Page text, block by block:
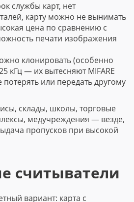
службы карт, нет
карту можно не вынимать
цена по сравнению с
печати изображения
клонировать (особенно
кГц — их вытесняют MIFARE
потерять или передать другому
склады, школы, торговые
медучреждения — везде,
пропусков при высокой
считыватели
вариант: карта с